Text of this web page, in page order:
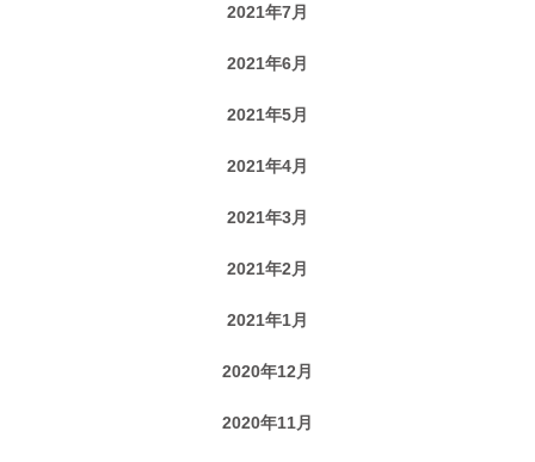
2021年7月
2021年6月
2021年5月
2021年4月
2021年3月
2021年2月
2021年1月
2020年12月
2020年11月